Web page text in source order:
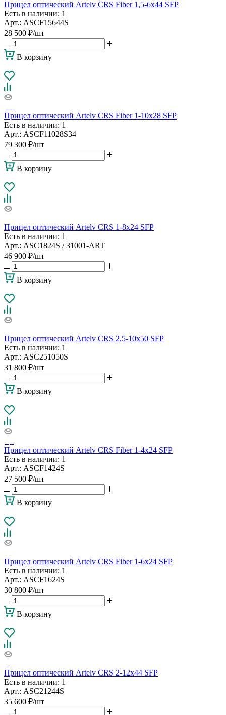
Прицел оптический Artelv CRS Fiber 1,5-6x44 SFP
Есть в наличии: 1
Арт.: ASCF15644S
28 500 ₽/шт
В корзину
Прицел оптический Artelv CRS Fiber 1-10x28 SFP
Есть в наличии: 1
Арт.: ASCF11028S34
79 300 ₽/шт
В корзину
Прицел оптический Artelv CRS 1-8x24 SFP
Есть в наличии: 1
Арт.: ASC1824S / 31001-ART
46 900 ₽/шт
В корзину
Прицел оптический Artelv CRS 2,5-10x50 SFP
Есть в наличии: 1
Арт.: ASC251050S
31 800 ₽/шт
В корзину
Прицел оптический Artelv CRS Fiber 1-4x24 SFP
Есть в наличии: 1
Арт.: ASCF1424S
27 500 ₽/шт
В корзину
Прицел оптический Artelv CRS Fiber 1-6x24 SFP
Есть в наличии: 1
Арт.: ASCF1624S
30 800 ₽/шт
В корзину
Прицел оптический Artelv CRS 2-12x44 SFP
Есть в наличии: 1
Арт.: ASC21244S
35 600 ₽/шт